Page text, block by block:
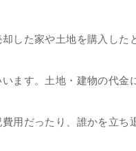
した家や土地を購入した
ます。土地・建物の代金
費用だったり、誰かを立ち